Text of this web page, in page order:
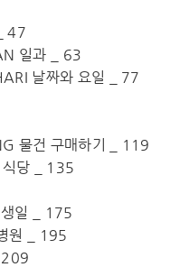
47
일과 _ 63
날짜와 요일 _ 77
물건 구매하기 _ 119
당 _ 135
일 _ 175
원 _ 195
209